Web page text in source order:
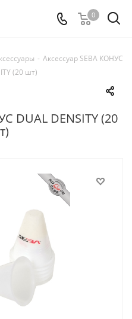
0
- Аксессуар SEBA КОНУС
(20 шт)
DUAL DENSITY (20